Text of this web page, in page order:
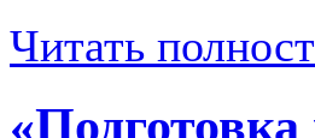
Читать